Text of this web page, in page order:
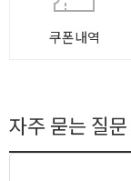
쿠폰내역
자주 묻는 질문